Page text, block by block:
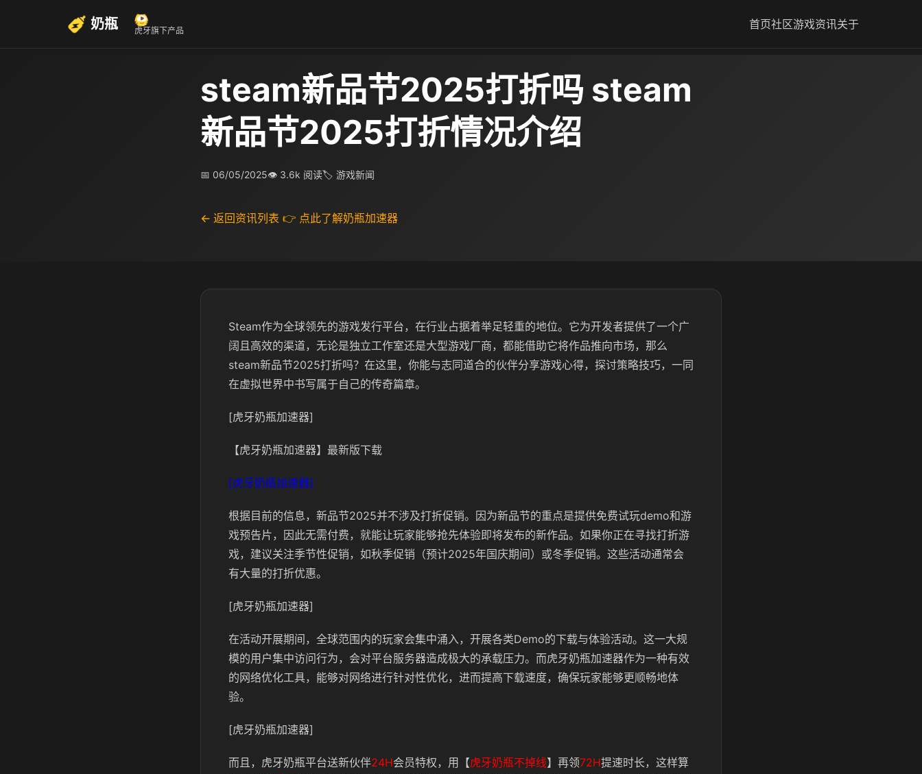
奶瓶 虎牙旗下产品 首页社区游戏资讯关于
steam新品节2025打折吗 steam
新品节2025打折情况介绍
📅 06/05/2025👁 3.6k 阅读🏷 游戏新闻
← 返回资讯列表 👉 点此了解奶瓶加速器
Steam作为全球领先的游戏发行平台，在行业占据着举足轻重的地位。它为开发者提供了一个广
阔且高效的渠道，无论是独立工作室还是大型游戏厂商，都能借助它将作品推向市场，那么
steam新品节2025打折吗？在这里，你能与志同道合的伙伴分享游戏心得，探讨策略技巧，一同
在虚拟世界中书写属于自己的传奇篇章。
[虎牙奶瓶加速器]
【虎牙奶瓶加速器】最新版下载
[虎牙奶瓶加速器]
根据目前的信息，新品节2025并不涉及打折促销。因为新品节的重点是提供免费试玩demo和游
戏预告片，因此无需付费，就能让玩家能够抢先体验即将发布的新作品。如果你正在寻找打折游
戏，建议关注季节性促销，如秋季促销（预计2025年国庆期间）或冬季促销。这些活动通常会
有大量的打折优惠。
[虎牙奶瓶加速器]
在活动开展期间，全球范围内的玩家会集中涌入，开展各类Demo的下载与体验活动。这一大规
模的用户集中访问行为，会对平台服务器造成极大的承载压力。而虎牙奶瓶加速器作为一种有效
的网络优化工具，能够对网络进行针对性优化，进而提高下载速度，确保玩家能够更顺畅地体
验。
[虎牙奶瓶加速器]
而且，虎牙奶瓶平台送新伙伴24H会员特权，用【虎牙奶瓶不掉线】再领72H提速时长，这样算